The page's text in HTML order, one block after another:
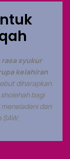
syukur
kelahiran
diharapkan
bagi
dan